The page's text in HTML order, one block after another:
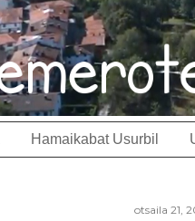
Hamaikabat Usurbil
otsaila 21,